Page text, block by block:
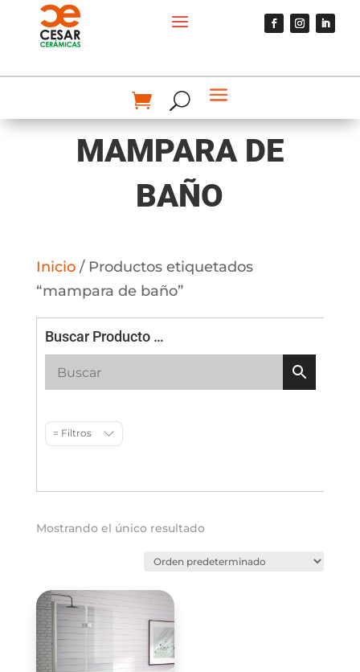
MAMPARA DE
BAÑO
Inicio/ Productos etiquetados
“mampara de baño”
Buscar Producto …
= Filtros
Mostrando el único resultado